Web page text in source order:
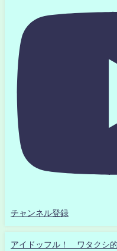
チャンネル登録
アイドッフル！ ワタクシ